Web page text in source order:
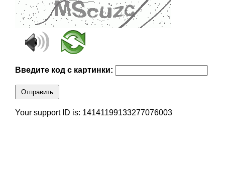
Введите код с картинки:
Отправить
Your support ID is: 14141199133277076003